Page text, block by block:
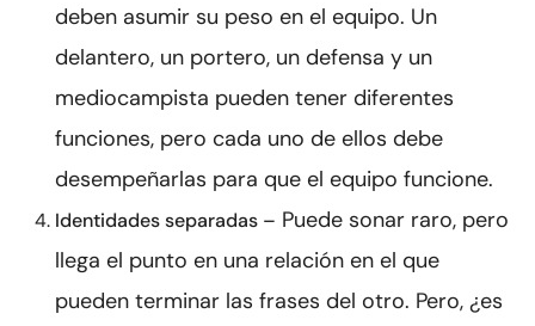
deben asumir su peso en el equipo. Un
delantero, un portero, un defensa y un
mediocampista pueden tener diferentes
funciones, pero cada uno de ellos debe
desempeñarlas para que el equipo funcione.
Identidades separadas – Puede sonar raro, pero
llega el punto en una relación en el que
pueden terminar las frases del otro. Pero, ¿es